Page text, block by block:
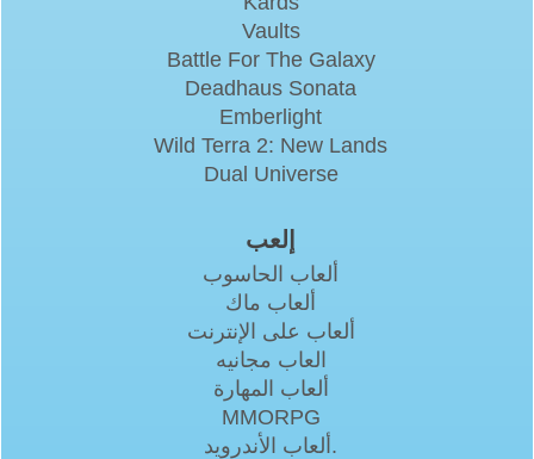
Vaults
Battle For The Galaxy
Deadhaus Sonata
Emberlight
Wild Terra 2: New Lands
Dual Universe
إلعب
ألعاب الحاسوب
ألعاب ماك
ألعاب على الإنترنت
العاب مجانيه
ألعاب المهارة
MMORPG
ألعاب الأندرويد.